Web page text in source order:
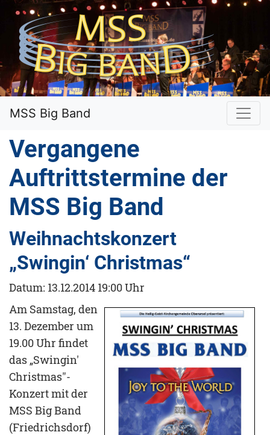
MSS Big Band
Vergangene
Auftrittstermine der
MSS Big Band
Weihnachtskonzert
„Swingin‘ Christmas“
Datum: 13.12.2014 19:00 Uhr
Am Samstag, den
13. Dezember um
19.00 Uhr findet
das „Swingin'
Christmas"-
Konzert mit der
MSS Big Band
(Friedrichsdorf)